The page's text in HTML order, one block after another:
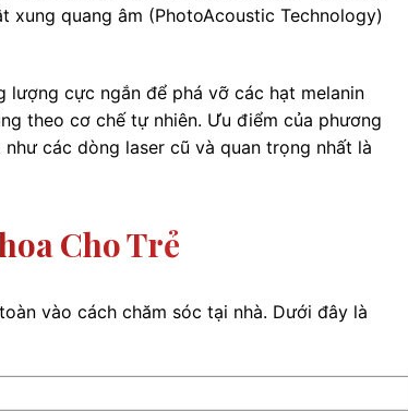
xung quang âm (PhotoAcoustic Technology)
lượng cực ngắn để phá vỡ các hạt melanin
theo cơ chế tự nhiên. Ưu điểm của phương
các dòng laser cũ và quan trọng nhất là
Cho Trẻ
vào cách chăm sóc tại nhà. Dưới đây là